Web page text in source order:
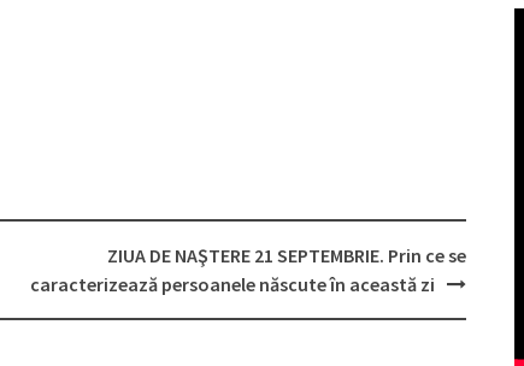
ZIUA DE NAŞTERE 21 SEPTEMBRIE. Prin ce se
caracterizează persoanele născute în această zi